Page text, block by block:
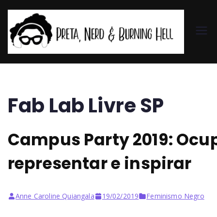
et
er
d
&
Fab Lab Livre SP
Campus Party 2019:
representar e inspirar
Anne Caroline Quiangala 19/02/2019 Feminismo Negro